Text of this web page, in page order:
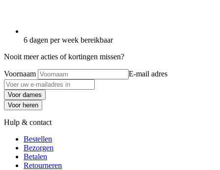
6 dagen per week bereikbaar
Nooit meer acties of kortingen missen?
Voornaam E-mail adres
Voor dames
Voor heren
Hulp & contact
Bestellen
Bezorgen
Betalen
Retourneren